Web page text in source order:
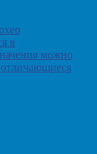
в
можно
отличающиеся